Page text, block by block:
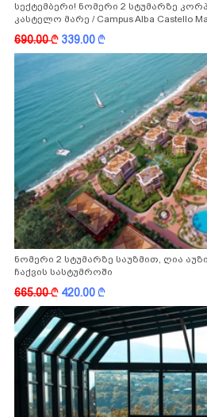
სექტემბერი! ნომერი 2 სტუმარზე
კასტელო მარე / Campus Alba Castello
-სგან!
690.00k 339.00k
ნომერი 2 სტუმარზე საუზმით, ღია
ჩაქვის სასტუმროში
665.00k 420.00k